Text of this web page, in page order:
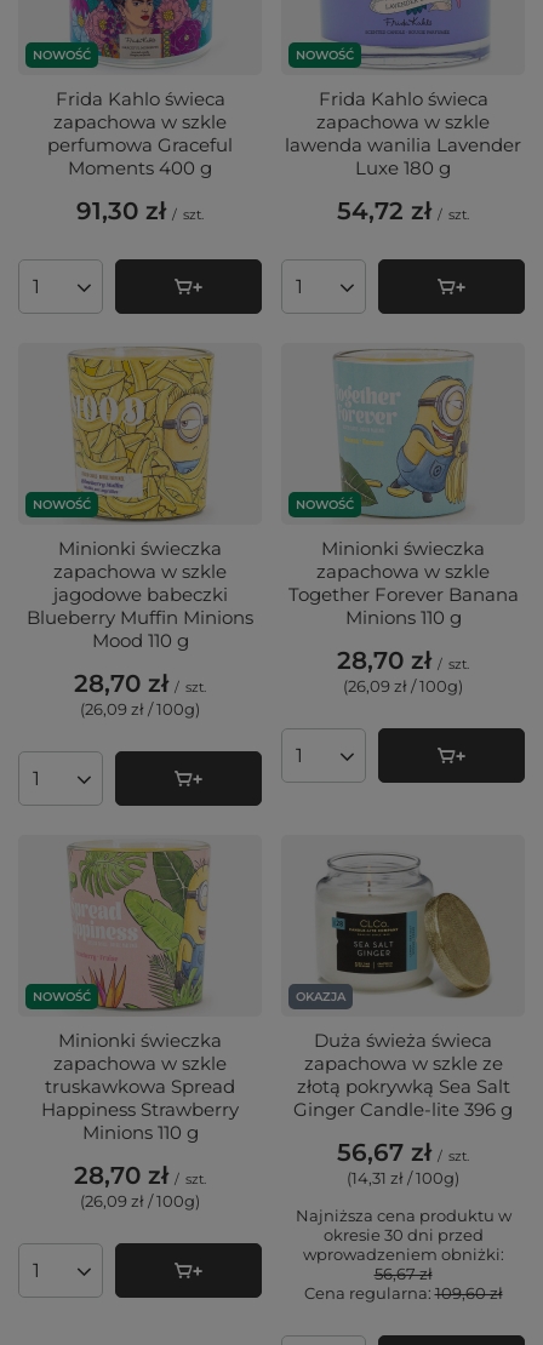
NOWOŚĆ
Frida Kahlo świeca
zapachowa w szkle
perfumowa Graceful
Moments 400 g
91,30 zł / szt.
Ilość produktów
NOWOŚĆ
Frida Kahlo świeca
zapachowa w szkle
lawenda wanilia Lavender
Luxe 180 g
54,72 zł / szt.
Ilość produktów
NOWOŚĆ
Minionki świeczka
zapachowa w szkle
jagodowe babeczki
Blueberry Muffin Minions
Mood 110 g
28,70 zł / szt.
(26,09 zł / 100g)
Ilość produktów
NOWOŚĆ
Minionki świeczka
zapachowa w szkle
Together Forever Banana
Minions 110 g
28,70 zł / szt.
(26,09 zł / 100g)
Ilość produktów
NOWOŚĆ
Minionki świeczka
zapachowa w szkle
truskawkowa Spread
Happiness Strawberry
Minions 110 g
28,70 zł / szt.
(26,09 zł / 100g)
Ilość produktów
OKAZJA
Duża świeża świeca
zapachowa w szkle ze
złotą pokrywką Sea Salt
Ginger Candle-lite 396 g
56,67 zł / szt.
(14,31 zł / 100g)
Najniższa cena produktu w
okresie 30 dni przed
wprowadzeniem obniżki:
56,67 zł
Cena regularna:109,60 zł